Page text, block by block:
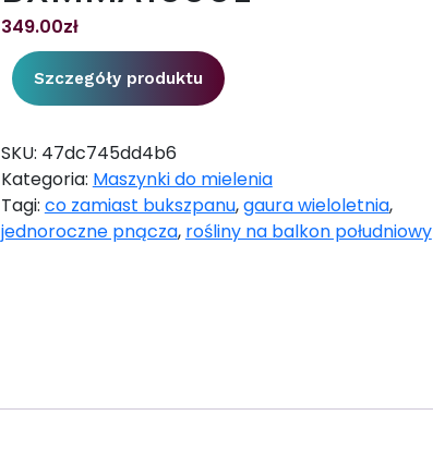
349.00zł
Szczegóły produktu
SKU: 47dc745dd4b6
Kategoria: Maszynki do mielenia
Tagi: co zamiast bukszpanu,gaura wieloletnia,
jednoroczne pnącza, rośliny na balkon południowy